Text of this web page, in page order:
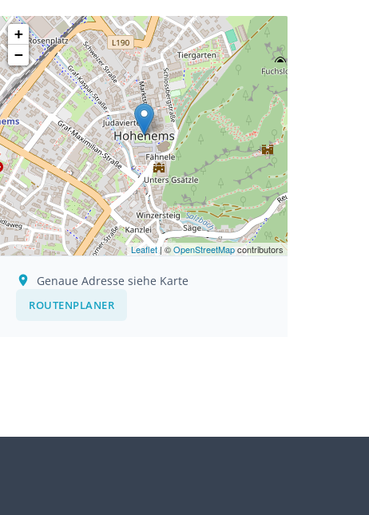
+
−
Leaflet| ©OpenStreetMapcontributors
Genaue Adresse siehe Karte
ROUTENPLANER